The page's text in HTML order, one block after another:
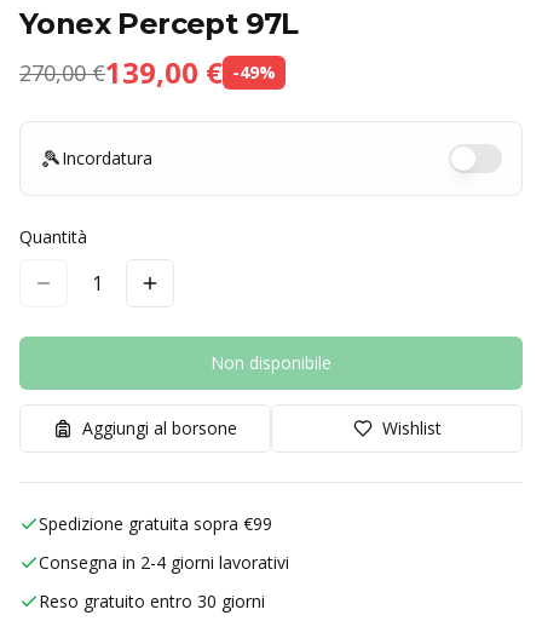
Yonex Percept 97L
270,00 €139,00 € -49%
🎾Incordatura
Quantità
1
Non disponibile
Aggiungi al borsone Wishlist
Spedizione gratuita sopra €99
Consegna in 2-4 giorni lavorativi
Reso gratuito entro 30 giorni